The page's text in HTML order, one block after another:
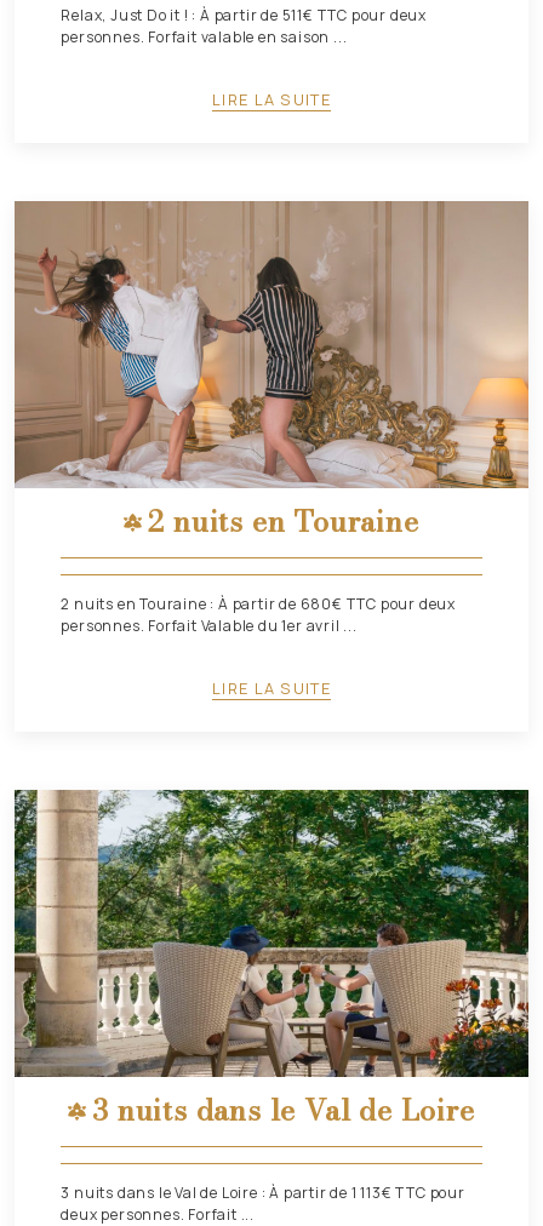
Relax, Just Do it ! : À partir de 511€ TTC pour deux
personnes. Forfait valable en saison ...
LIRE LA SUITE
2 nuits en Touraine
2 nuits en Touraine : À partir de 680€ TTC pour deux
personnes. Forfait Valable du 1er avril ...
LIRE LA SUITE
3 nuits dans le Val de Loire
3 nuits dans le Val de Loire : À partir de 1 113€ TTC pour
deux personnes. Forfait ...